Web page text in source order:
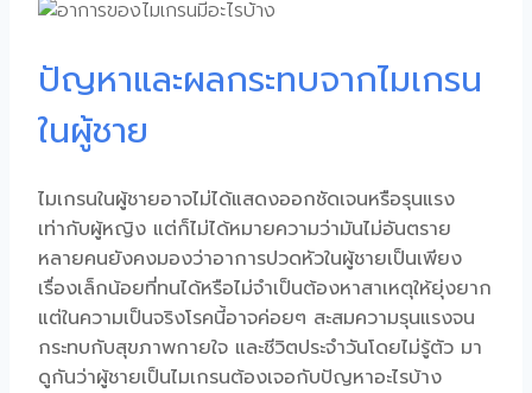
ปัญหาและผลกระทบจากไมเกรน
ในผู้ชาย
ไมเกรนในผู้ชายอาจไม่ได้แสดงออกชัดเจนหรือรุนแรง
เท่ากับผู้หญิง แต่ก็ไม่ได้หมายความว่ามันไม่อันตราย
หลายคนยังคงมองว่าอาการปวดหัวในผู้ชายเป็นเพียง
เรื่องเล็กน้อยที่ทนได้หรือไม่จำเป็นต้องหาสาเหตุให้ยุ่งยาก
แต่ในความเป็นจริงโรคนี้อาจค่อยๆ สะสมความรุนแรงจน
กระทบกับสุขภาพกายใจ และชีวิตประจำวันโดยไม่รู้ตัว มา
ดูกันว่าผู้ชายเป็นไมเกรนต้องเจอกับปัญหาอะไรบ้าง